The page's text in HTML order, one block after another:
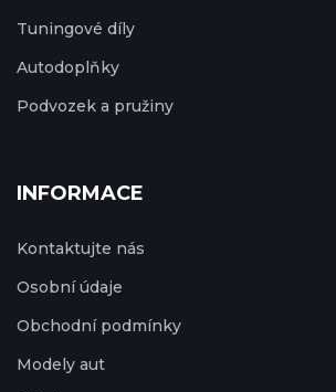
Tuningové díly
Autodoplňky
Podvozek a pružiny
INFORMACE
Kontaktujte nás
Osobní údaje
Obchodní podmínky
Modely aut